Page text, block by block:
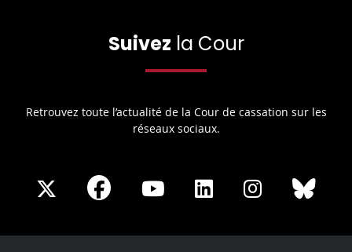
Suivez la Cour
Retrouvez toute l’actualité de la Cour de cassation sur les
réseaux sociaux.
Share
X
Share
Facebook
Share
Youtube
Share
LinkedIn
Share
Instagram